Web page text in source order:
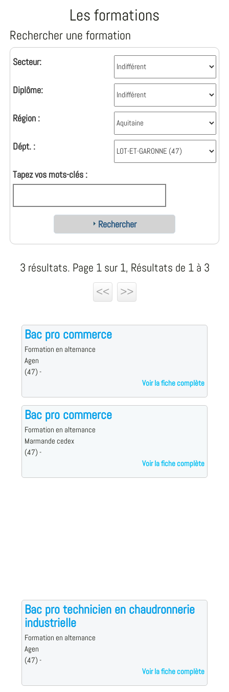
Les formations
Rechercher une formation
Secteur:
Diplôme:
Région :
Dépt. :
Tapez vos mots-clés :
Rechercher
3 résultats. Page 1 sur 1, Résultats de 1 à 3
<<
>>
Bac pro commerce
Formation en alternance
Agen
(47) -
Voir la fiche complète
Bac pro commerce
Formation en alternance
Marmande cedex
(47) -
Voir la fiche complète
Bac pro technicien en chaudronnerie
industrielle
Formation en alternance
Agen
(47) -
Voir la fiche complète